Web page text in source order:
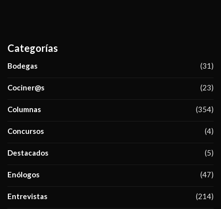
Categorías
Bodegas (31)
Cociner@s (23)
Columnas (354)
Concursos (4)
Destacados (5)
Enólogos (47)
Entrevistas (214)